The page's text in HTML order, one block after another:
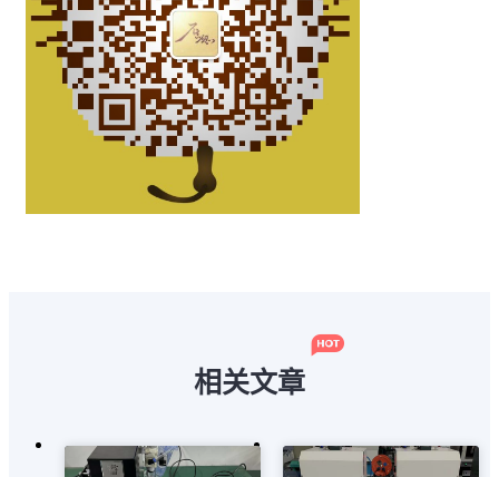
相关文章